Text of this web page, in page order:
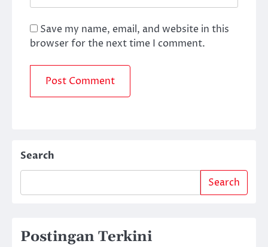
Save my name, email, and website in this
browser for the next time I comment.
Search
Search
Postingan Terkini